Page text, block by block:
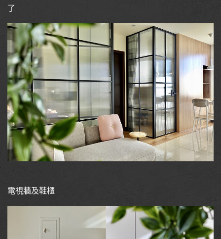
了
電視牆及鞋櫃